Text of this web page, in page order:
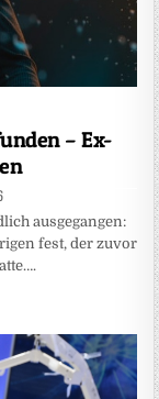
– Ex-
ausgegangen:
fest, der zuvor